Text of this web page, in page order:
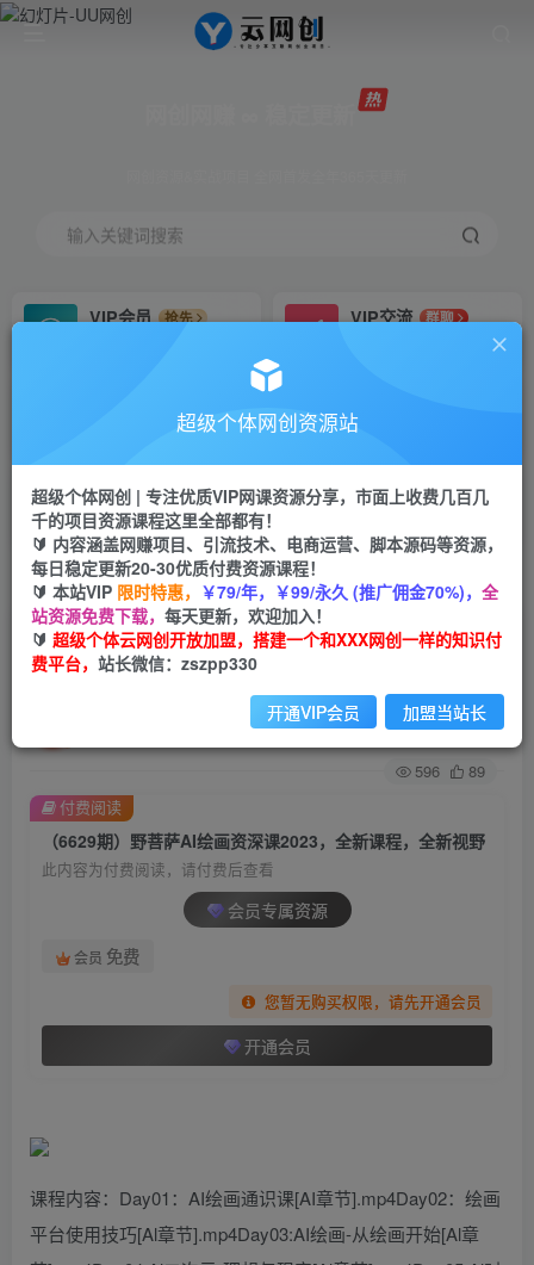
输入关键词搜索
VIP会员
抢先
VIP交流
群聊
研究探讨更多创业项目路子。
会员专属推广链接
招募站长
挂机
项目
脚本卡密
APP下载
GO
首页 创业课程 会员专属 正文
（6629期）野菩萨AI绘画资深课2023，全新课
程，全新视野
关注 私信
596 89
（6629期）野菩萨AI绘画资深课2023，全新课程，全新视野
此内容为付费阅读，请付费后查看
会员专属资源
会员 免费
您暂无购买权限，请先开通会员
开通会员
付费阅读
课程内容：Day01：AI绘画通识课[AI章节].mp4Day02：绘画
平台使用技巧[Al章节].mp4Day03:AI绘画-从绘画开始[Al章
超级个体网创资源站
超级个体网创 | 专注优质VIP网课资源分享，市面上收费几百几
千的项目资源课程这里全部都有！
🔰 内容涵盖网赚项目、引流技术、电商运营、脚本源码等资源，
每日稳定更新20-30优质付费资源课程！
🔰 本站VIP 限时特惠， ￥79/年，￥99/永久 (推广佣金70%)， 全
站资源免费下载， 每天更新，欢迎加入！
🔰 超级个体云网创开放加盟，搭建一个和XXX网创一样的知识付
费平台， 站长微信：zszpp330
开通VIP会员 加盟当站长